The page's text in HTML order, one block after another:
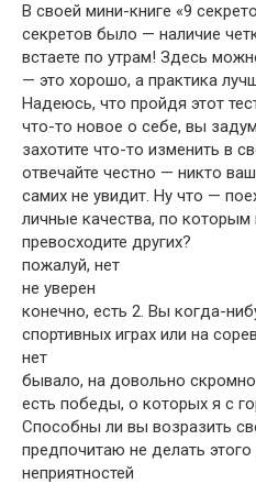
В своей мини-книге «9
секретов было — наличие
встаете по утрам! Здесь
— это хорошо, а практика
Надеюсь, что пройдя этот
что-то новое о себе, вы
захотите что-то изменить в
отвечайте честно — никто
самих не увидит. Ну что —
личные качества, по
превосходите других?
пожалуй, нет
не уверен
конечно, есть 2. Вы когда-
спортивных играх или на
нет
бывало, на довольно
есть победы, о которых я с
Способны ли вы возразить
предпочитаю не делать
неприятностей